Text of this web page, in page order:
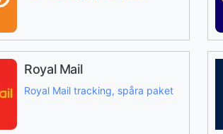
Royal Mail
Royal Mail tracking, spåra paket